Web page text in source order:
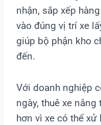
nhận, sắp xếp
vào đúng vị trí xe
giúp bộ phận kho
đến.
Với doanh nghiệp
ngày, thuê xe
hơn vì xe có thể